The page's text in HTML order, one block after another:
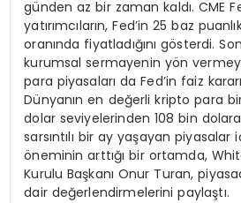
günden az bir zaman kaldı. CME
yatırımcıların, Fed’in 25 baz
oranında fiyatladığını gösterdi.
kurumsal sermayenin yön
para piyasaları da Fed’in faiz
Dünyanın en değerli kripto para
dolar seviyelerinden 108 bin
sarsıntılı bir ay yaşayan
öneminin arttığı bir ortamda,
Kurulu Başkanı Onur Turan,
dair değerlendirmelerini paylaştı.